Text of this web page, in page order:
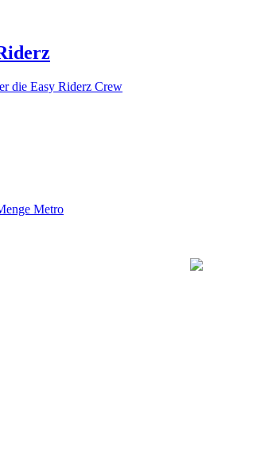
die Easy Riderz Crew
Metro